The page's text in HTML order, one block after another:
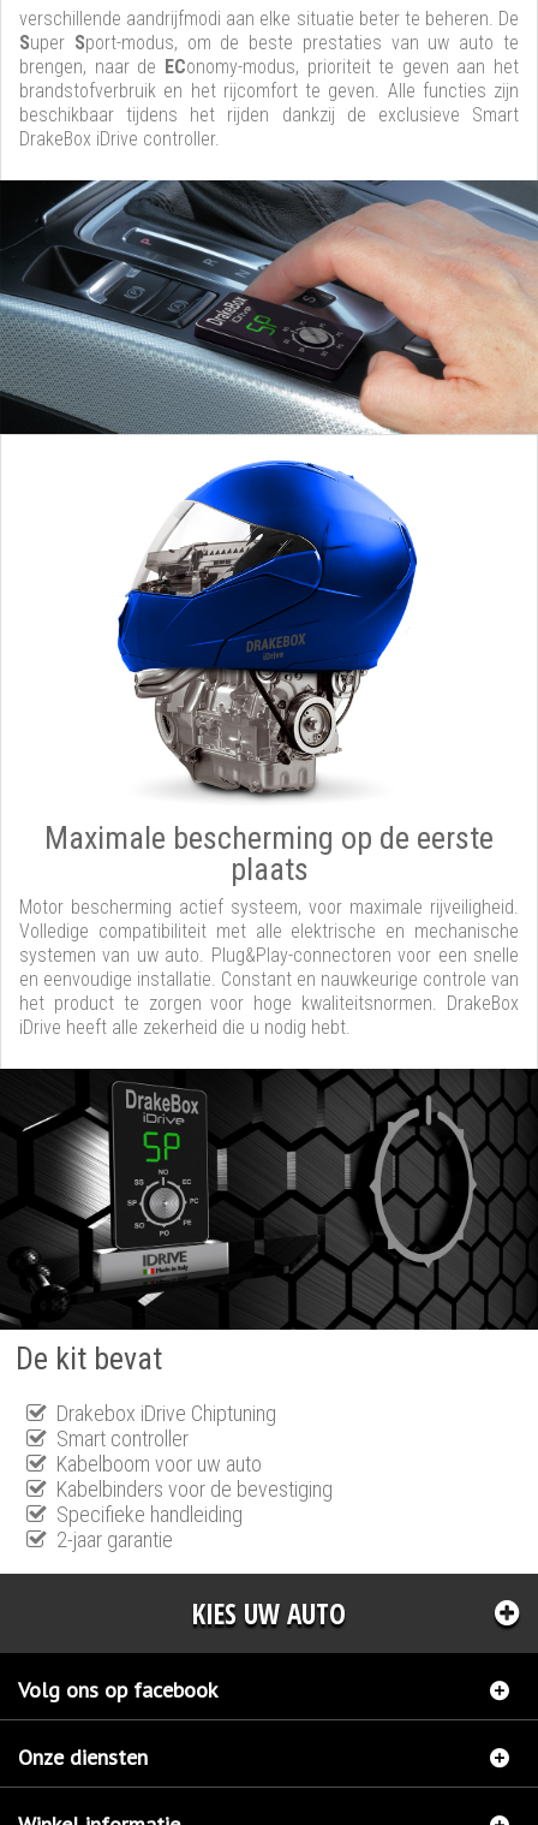
verschillende aandrijfmodi aan elke situatie beter te beheren. De
Super Sport-modus, om de beste prestaties van uw auto te
brengen, naar de EConomy-modus, prioriteit te geven aan het
brandstofverbruik en het rijcomfort te geven. Alle functies zijn
beschikbaar tijdens het rijden dankzij de exclusieve Smart
DrakeBox iDrive controller.
Maximale bescherming op de eerste
plaats
Motor bescherming actief systeem, voor maximale rijveiligheid.
Volledige compatibiliteit met alle elektrische en mechanische
systemen van uw auto. Plug&Play-connectoren voor een snelle
en eenvoudige installatie. Constant en nauwkeurige controle van
het product te zorgen voor hoge kwaliteitsnormen. DrakeBox
iDrive heeft alle zekerheid die u nodig hebt.
De kit bevat
Drakebox iDrive Chiptuning
Smart controller
Kabelboom voor uw auto
Kabelbinders voor de bevestiging
Specifieke handleiding
2-jaar garantie
KIES UW AUTO
Volg ons op facebook
Onze diensten